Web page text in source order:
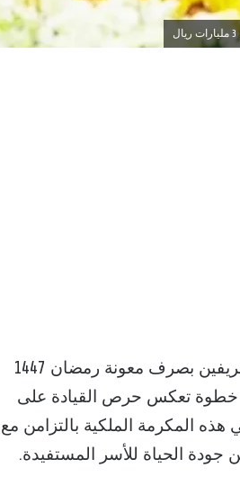
وجّه الملك سلمان بن عبدالعزيز آل سعود خادم الحرمين الشريفين بصرف معونة رمضان 1447
من 3 مليارات ريال، في خطوة تعكس حرص القيادة على
هذه المكرمة الملكية بالتزامن مع
الحياة للأسر المستفيدة.